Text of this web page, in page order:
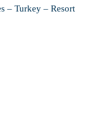
– Turkey – Resort